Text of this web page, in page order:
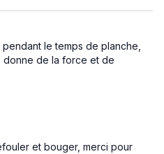
le temps de planche,
de la force et de
et bouger, merci pour